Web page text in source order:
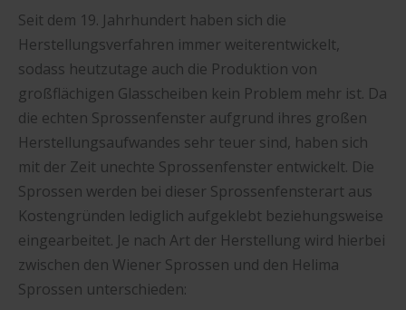
Seit dem 19. Jahrhundert haben sich die
Herstellungsverfahren immer weiterentwickelt,
sodass heutzutage auch die Produktion von
großflächigen Glasscheiben kein Problem mehr ist. Da
die echten Sprossenfenster aufgrund ihres großen
Herstellungsaufwandes sehr teuer sind, haben sich
mit der Zeit unechte Sprossenfenster entwickelt. Die
Sprossen werden bei dieser Sprossenfensterart aus
Kostengründen lediglich aufgeklebt beziehungsweise
eingearbeitet. Je nach Art der Herstellung wird hierbei
zwischen den Wiener Sprossen und den Helima
Sprossen unterschieden: